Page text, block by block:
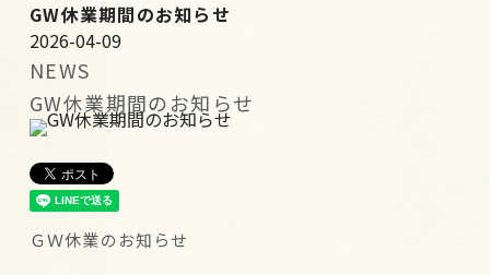
GW休業期間のお知らせ
2026-04-09
NEWS
GW休業期間のお知らせ
ＧＷ休業のお知らせ